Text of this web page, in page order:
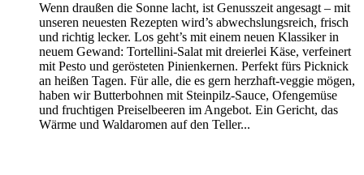
Wenn draußen die Sonne lacht, ist Genusszeit angesagt – mit
unseren neuesten Rezepten wird’s abwechslungsreich, frisch
und richtig lecker. Los geht’s mit einem neuen Klassiker in
neuem Gewand: Tortellini-Salat mit dreierlei Käse, verfeinert
mit Pesto und gerösteten Pinienkernen. Perfekt fürs Picknick
an heißen Tagen. Für alle, die es gern herzhaft-veggie mögen,
haben wir Butterbohnen mit Steinpilz-Sauce, Ofengemüse
und fruchtigen Preiselbeeren im Angebot. Ein Gericht, das
Wärme und Waldaromen auf den Teller...